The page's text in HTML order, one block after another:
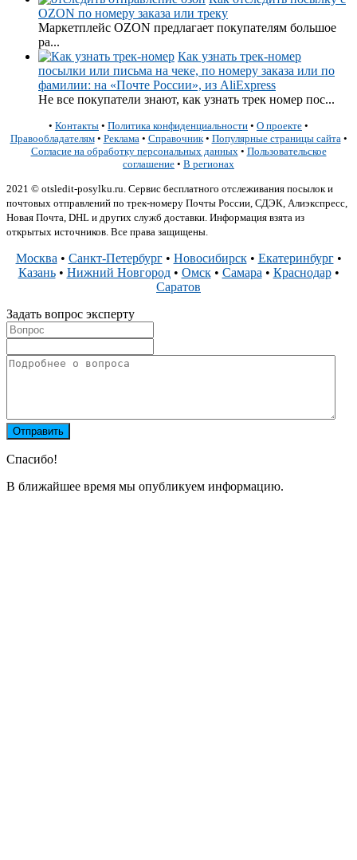
OZON по номеру заказа или треку
Маркетплейс OZON предлагает покупателям большое
ра...
Как узнать трек-номер
посылки или письма на чеке, по номеру заказа или по
фамилии: на «Почте России», из AliExpress
Не все покупатели знают, как узнать трек номер пос...
• Контакты • Политика конфиденциальности • О проекте •
Правообладателям• Реклама • Справочник• Популярные страницы сайта •
Согласие на обработку персональных данных • Пользовательское
соглашение • В регионах
2021 © otsledit-posylku.ru. Сервис бесплатного отслеживания посылок и
почтовых отправлений по трек-номеру Почты России, СДЭК, Алиэкспресс,
Новая Почта, DHL и других служб доставки. Информация взята из
открытых источников. Все права защищены.
Москва • Санкт-Петербург• Новосибирск• Екатеринбург•
Казань• Нижний Новгород• Омск• Самара • Краснодар•
Саратов
Задать вопрос эксперту
Спасибо!
В ближайшее время мы опубликуем информацию.